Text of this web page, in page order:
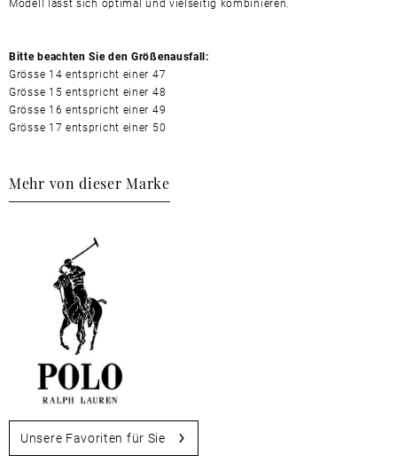
Bitte beachten Sie den Größenausfall:
Grösse 14 entspricht einer 47
Grösse 15 entspricht einer 48
Grösse 16 entspricht einer 49
Grösse 17 entspricht einer 50
Mehr von dieser Marke
Unsere Favoriten für Sie